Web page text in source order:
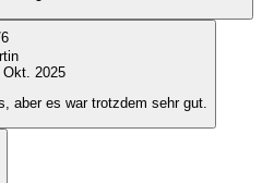
6
2025
aber es war trotzdem sehr gut.